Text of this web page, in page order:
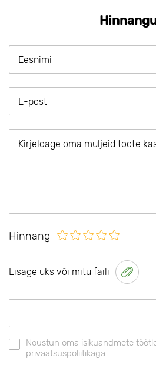
Hinnang
Lisage üks või mitu faili
Nõustun oma isikuandmete
privaatsuspoliitikaga.